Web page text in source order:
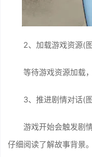
2、加载游戏资源(图
等待游戏资源加载
3、推进剧情对话(图
游戏开始会触发剧
仔细阅读了解故事背景。